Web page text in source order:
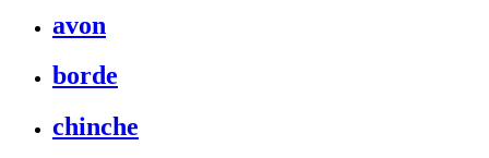
avon
borde
chinche